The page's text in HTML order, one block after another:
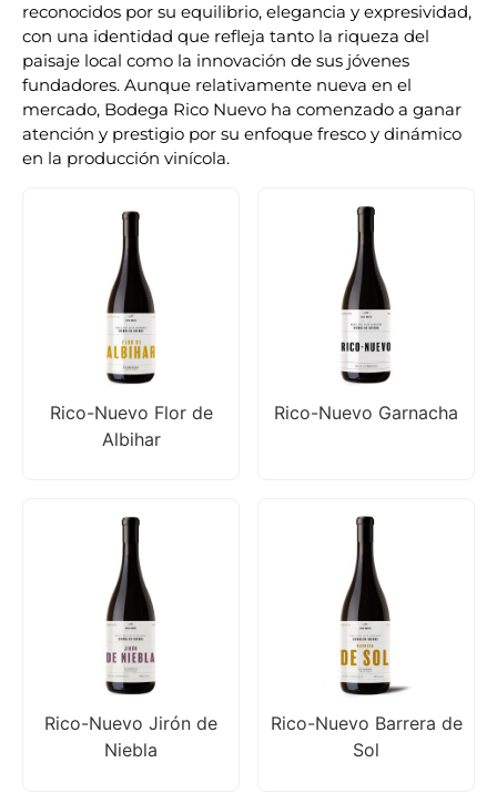
reconocidos por su equilibrio, elegancia y expresividad,
con una identidad que refleja tanto la riqueza del
paisaje local como la innovación de sus jóvenes
fundadores. Aunque relativamente nueva en el
mercado, Bodega Rico Nuevo ha comenzado a ganar
atención y prestigio por su enfoque fresco y dinámico
en la producción vinícola.
Rico-Nuevo Flor de
Albihar
Rico-Nuevo Garnacha
Rico-Nuevo Jirón de
Niebla
Rico-Nuevo Barrera de
Sol